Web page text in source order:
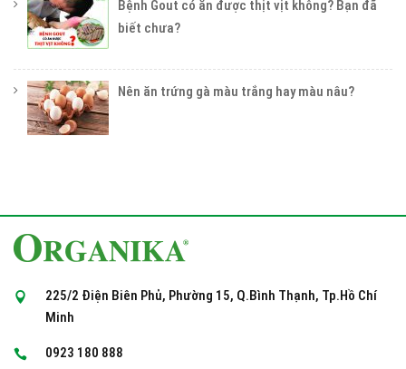
Bệnh Gout có ăn được thịt vịt không? Bạn đã
biết chưa?
Nên ăn trứng gà màu trắng hay màu nâu?
225/2 Điện Biên Phủ, Phường 15, Q.Bình Thạnh, Tp.Hồ Chí
Minh
0923 180 888